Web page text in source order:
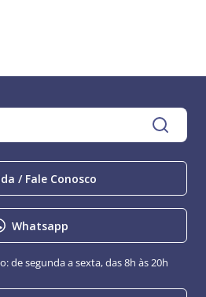
/ Fale Conosco
Whatsapp
de segunda a sexta, das 8h às 20h